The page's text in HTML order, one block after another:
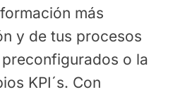
más
y de tus procesos
o la
KPI´s. Con